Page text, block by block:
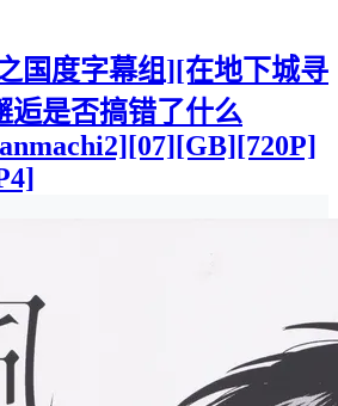
国度字幕组][在地下城寻
逅是否搞错了什么